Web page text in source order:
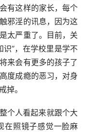
有这样的家长，每个
邪淫的讯息，因为这
太严重了。目前，关
识”，在学校里是学不
来会有更多的孩子了
度成瘾的恶习，对身
掉。
个人看起来就跟个大
在照镜子感觉一脸麻